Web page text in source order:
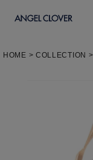
HOME COLLECTION